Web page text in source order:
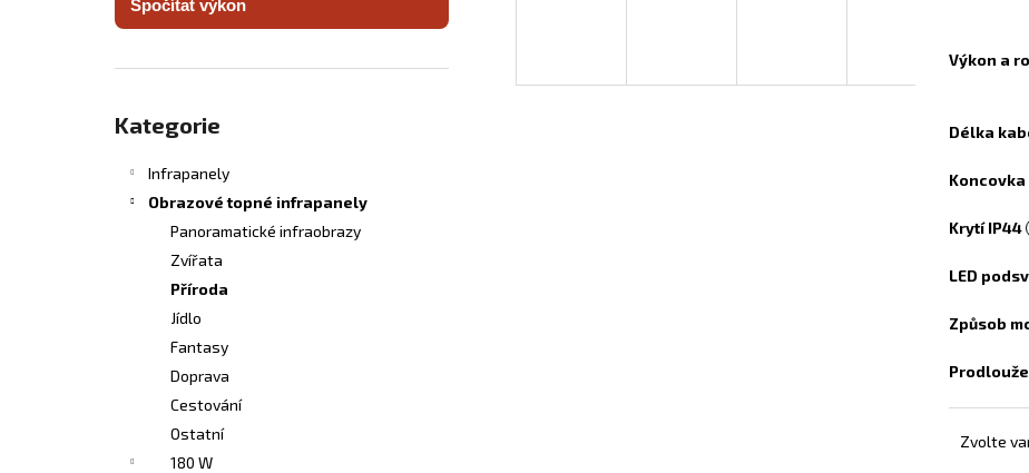
Spočítat výkon
kategorie
Kategorie
Infrapanely
Obrazové topné infrapanely
Panoramatické infraobrazy
Zvířata
Příroda
Jídlo
Fantasy
Doprava
Cestování
Ostatní
180 W
Výkon a
Délka
Krytí IP44
LED
Způsob
Zvolte
A
M
INFRASVĚTLO
TOPNÝ